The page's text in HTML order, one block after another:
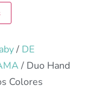
/ DE
/ Duo Hand
Colores